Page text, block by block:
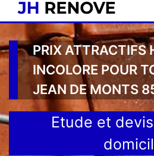
PRIX ATTRACTIFS
INCOLORE POUR
JEAN DE MONTS
Etude et